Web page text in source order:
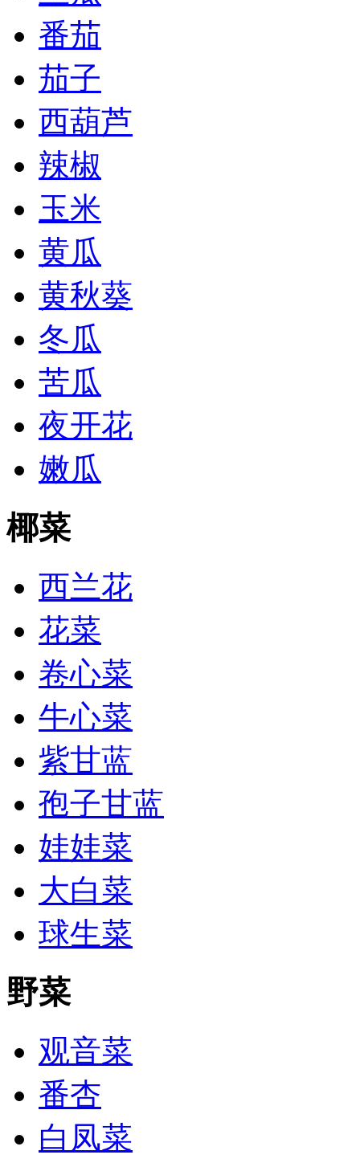
番茄
茄子
西葫芦
辣椒
玉米
黄瓜
黄秋葵
冬瓜
苦瓜
夜开花
嫩瓜
椰菜
西兰花
花菜
卷心菜
牛心菜
紫甘蓝
孢子甘蓝
娃娃菜
大白菜
球生菜
野菜
观音菜
番杏
白凤菜